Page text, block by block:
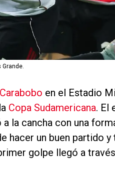
en el Estadio
Copa Sudamericana. El
a la cancha con una
hacer un buen partido
golpe llegó a